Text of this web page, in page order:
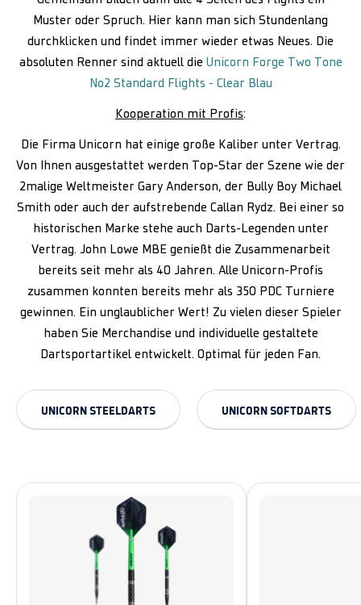
Muster oder Spruch. Hier kann man sich Stundenlang
durchklicken und findet immer wieder etwas Neues. Die
absoluten Renner sind aktuell die Unicorn Forge Two Tone
No2 Standard Flights - Clear Blau
Kooperation mit Profis:
Die Firma Unicorn hat einige große Kaliber unter Vertrag.
Von Ihnen ausgestattet werden Top-Star der Szene wie der
2malige Weltmeister Gary Anderson, der Bully Boy Michael
Smith oder auch der aufstrebende Callan Rydz. Bei einer so
historischen Marke stehe auch Darts-Legenden unter
Vertrag. John Lowe MBE genießt die Zusammenarbeit
bereits seit mehr als 40 Jahren. Alle Unicorn-Profis
zusammen konnten bereits mehr als 350 PDC Turniere
gewinnen. Ein unglaublicher Wert! Zu vielen dieser Spieler
haben Sie Merchandise und individuelle gestaltete
Dartsportartikel entwickelt. Optimal für jeden Fan.
UNICORN STEELDARTS UNICORN SOFTDARTS